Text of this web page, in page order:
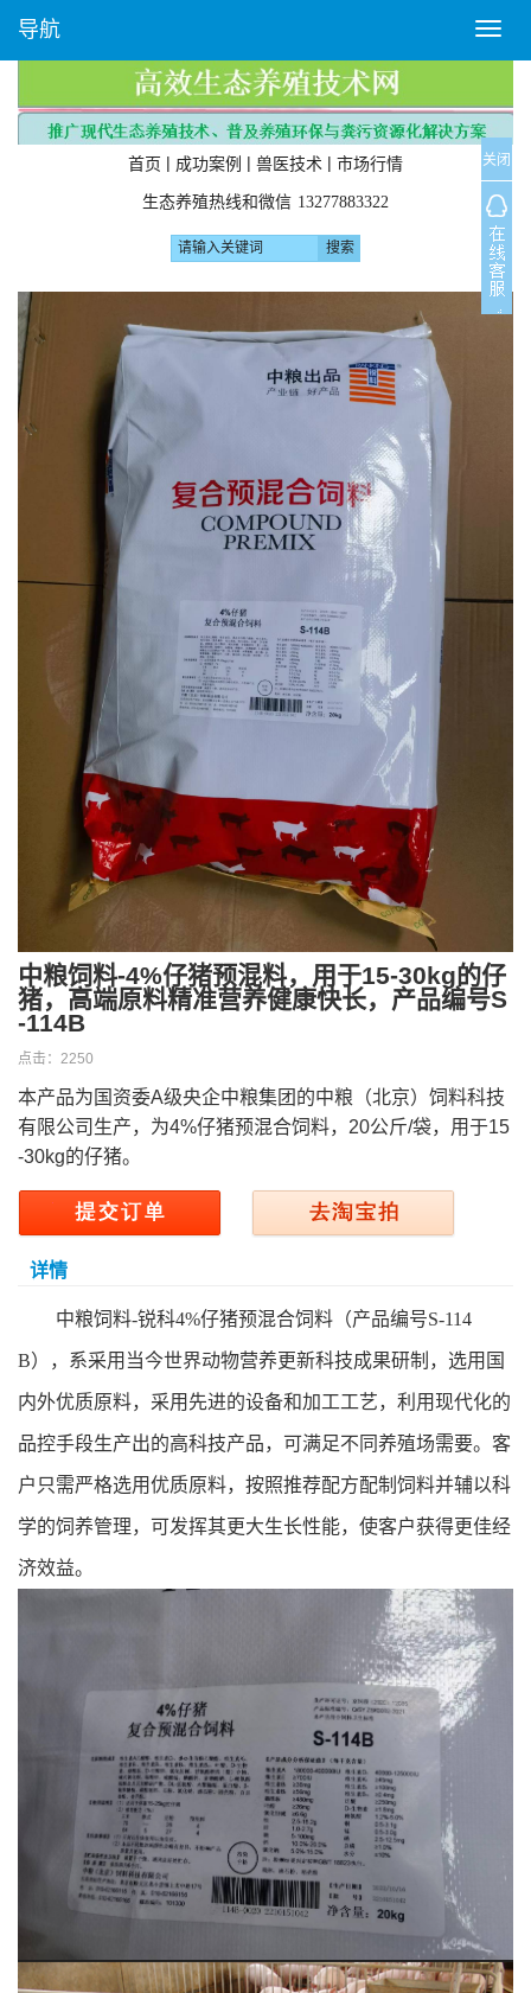
T
o
g
l
e
n
a
v
i
g
a
导航
首页 | 成功案例 | 兽医技术 | 市场行情
生态养殖热线和微信 13277883322
中粮饲料-4%仔猪预混料，用于15-30kg的仔
猪，高端原料精准营养健康快长，产品编号S
-114B
点击： 2250
本产品为国资委A级央企中粮集团的中粮（北京）饲料科技
有限公司生产，为4%仔猪预混合饲料，20公斤/袋，用于15
-30kg的仔猪。
详情
中粮饲料-锐科4%仔猪预混合饲料（产品编号S-114
B），系采用当今世界动物营养更新科技成果研制，选用国
内外优质原料，采用先进的设备和加工工艺，利用现代化的
品控手段生产出的高科技产品，可满足不同养殖场需要。客
户只需严格选用优质原料，按照推荐配方配制饲料并辅以科
学的饲养管理，可发挥其更大生长性能，使客户获得更佳经
济效益。
关闭